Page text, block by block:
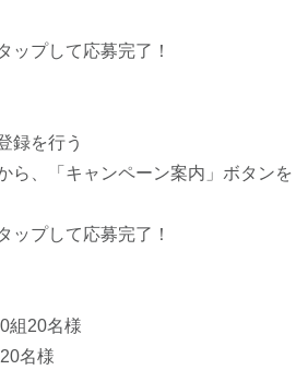
ップして応募完了！
録を行う
ら、「キャンペーン案内」ボタンを
ップして応募完了！
組20名様
名様